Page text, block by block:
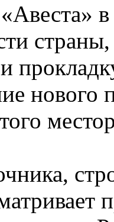
в
страны,